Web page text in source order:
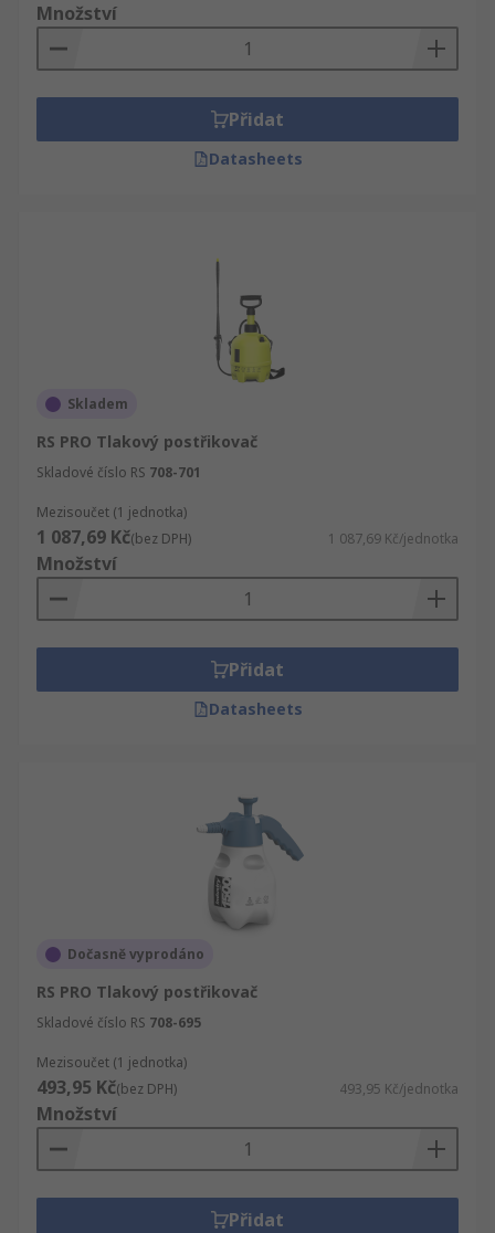
Množství
Přidat
Datasheets
Skladem
RS PRO Tlakový postřikovač
Skladové číslo RS 708-701
Mezisoučet (1 jednotka)
1 087,69 Kč(bez DPH) 1 087,69 Kč/jednotka
Množství
Přidat
Datasheets
Dočasně vyprodáno
RS PRO Tlakový postřikovač
Skladové číslo RS 708-695
Mezisoučet (1 jednotka)
493,95 Kč(bez DPH) 493,95 Kč/jednotka
Množství
Přidat